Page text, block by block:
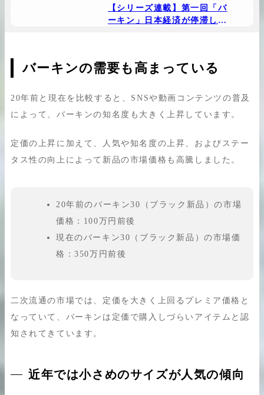
【シリーズ連載】第一回「バ
ーキン」日本経済が停滞して
バーキンの需要も高まっている
20年前と現在を比較すると、SNSや動画コンテンツの普及
によって、バーキンの知名度も大きく上昇しています。
定価の上昇に加えて、人気や知名度の上昇、およびステー
タス性の向上によって新品の市場価格も高騰しました。
20年前のバーキン30（ブラック新品）の市場
価格：100万円前後
現在のバーキン30（ブラック新品）の市場価
格：350万円前後
二次流通の市場では、定価を大きく上回るプレミア価格と
なっていて、バーキンは定価で購入しづらいアイテムと認
知されてきています。
近年では小さめのサイズが人気の傾向